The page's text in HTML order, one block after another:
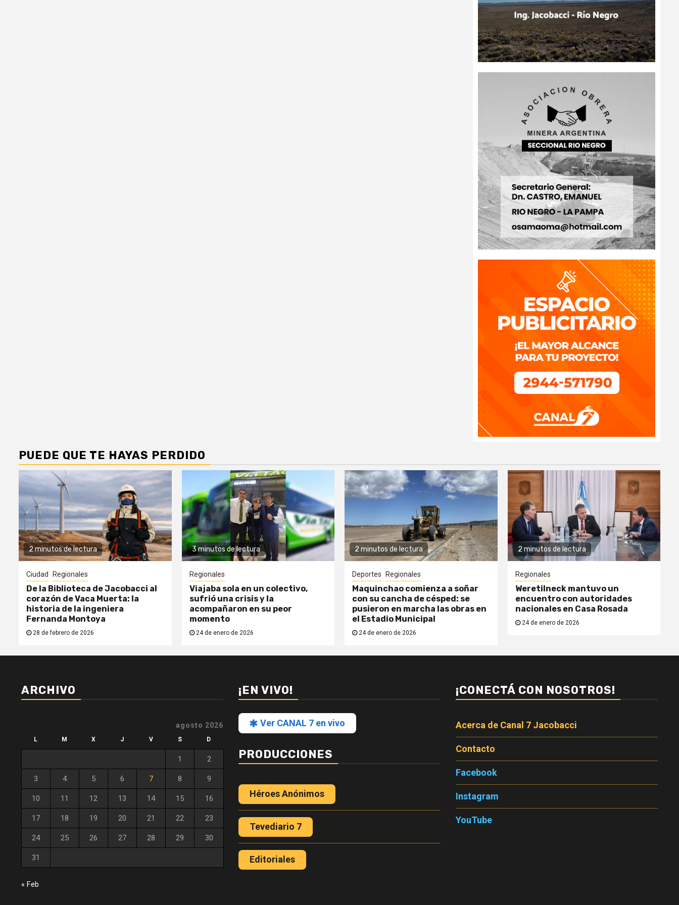
PUEDE QUE TE HAYAS PERDIDO
2 minutos de lectura
Ciudad Regionales
De la Biblioteca de Jacobacci al
corazón de Vaca Muerta: la
historia de la ingeniera
Fernanda Montoya
28 de febrero de 2026
3 minutos de lectura
Regionales
Viajaba sola en un colectivo,
sufrió una crisis y la
acompañaron en su peor
momento
24 de enero de 2026
2 minutos de lectura
Deportes Regionales
Maquinchao comienza a soñar
con su cancha de césped: se
pusieron en marcha las obras en
el Estadio Municipal
24 de enero de 2026
2 minutos de lectura
Regionales
Weretilneck mantuvo un
encuentro con autoridades
nacionales en Casa Rosada
24 de enero de 2026
ARCHIVO
agosto 2026
L M X J V S D
1 2
3 4 5 6 7 8 9
10 11 12 13 14 15 16
17 18 19 20 21 22 23
24 25 26 27 28 29 30
31
« Feb
¡EN VIVO!
Ver CANAL 7 en vivo
PRODUCCIONES
Héroes Anónimos
Tevediario 7
Editoriales
¡CONECTÁ CON NOSOTROS!
Acerca de Canal 7 Jacobacci
Contacto
Facebook
Instagram
YouTube